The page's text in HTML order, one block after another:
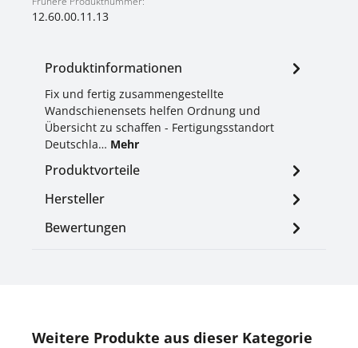
12.60.00.11.13
Produktinformationen
Fix und fertig zusammengestellte
Wandschienensets helfen Ordnung und
Übersicht zu schaffen - Fertigungsstandort
Deutschla… Mehr
Produktvorteile
Hersteller
Bewertungen
Produktgalerie überspringen
Weitere Produkte aus dieser Kategorie